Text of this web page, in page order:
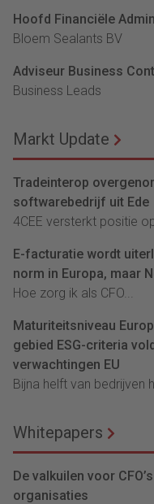
Hoofd Financiële
Bloem Sealants BV
Adviseur Business
Business Leads
Markt Update
Tradeinterop
softwarebedrijf uit Ede
4CEE versterkt positie
E-facturatie wordt
norm in Europa, maar
Hoe zorg ik als CFO...
Maturiteitsniveau
gebied ESG-criteria
verwachtingen EU
Bijna helft van bedrijven
Whitepapers
De valkuilen voor
organisaties